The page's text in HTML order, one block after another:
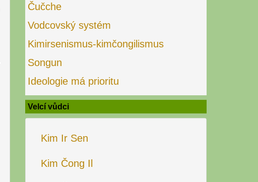
Čučche
Vodcovský systém
Kimirsenismus-kimčongilismus
Songun
Ideologie má prioritu
Velcí vůdci
Kim Ir Sen
Kim Čong Il